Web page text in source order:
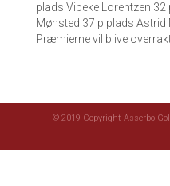
plads Vibeke Lorentzen
Mønsted 37 p plads Astrid
Præmierne vil blive
© 2019 Copyright Asserbo